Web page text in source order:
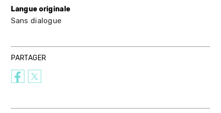
Langue originale
Sans dialogue
PARTAGER